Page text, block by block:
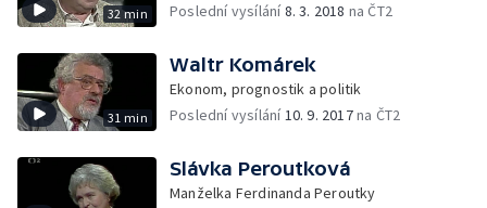
32 min
Poslední vysílání8. 3. 2018 na ČT2
31 min
Waltr Komárek
Ekonom, prognostik a politik
Poslední vysílání10. 9. 2017na ČT2
Slávka Peroutková
Manželka Ferdinanda Peroutky